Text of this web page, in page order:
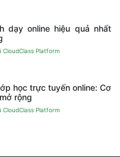
dạy online hiệu quả nhất
CloudClass Platform
học trực tuyến online: Cơ
rộng
CloudClass Platform